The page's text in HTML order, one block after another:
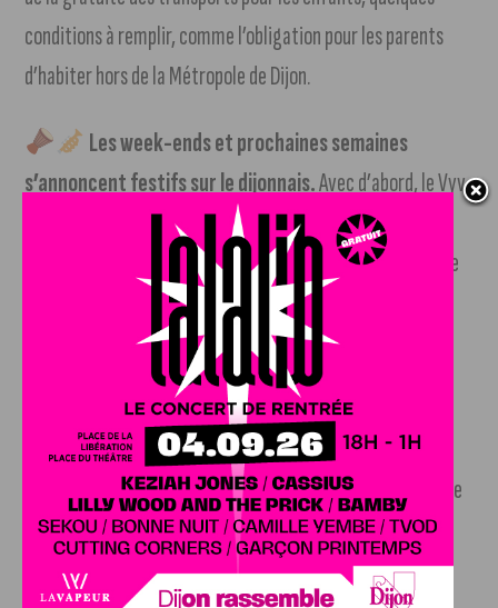
conditions à remplir, comme l’obligation pour les parents
d’habiter hors de la Métropole de Dijon.
Les week-ends et prochaines semaines
s’annoncent festifs sur le dijonnais.Avec d’abord, le Vyv
Festival samedi et dimanche prochain, vous pourrez voir
Liam Gallagher, Eddy de Pretto, Juliette Armanet ou encore
Gaëtan Roussel. Et puis quelques jours plus tard, c’est la
Toison d’Or qui fait son festival, entre les 23 et 25 juin, le
Food & Music festival, avec notamment RISK party.
Et puis attention aux piqûres sauvages lors des
concerts et des festivals…. C’était encore le cas au FIMU de
Belfort ce week-end en Franche-Comté.